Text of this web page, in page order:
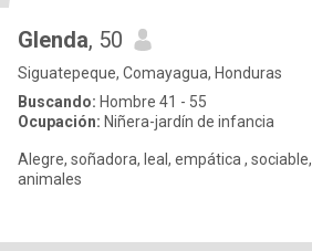
Glenda, 50
Siguatepeque, Comayagua, Honduras
Buscando: Hombre 41 - 55
Ocupación: Niñera-jardín de infancia
Alegre, soñadora, leal, empática , sociable, amo la naturaleza y los
animales